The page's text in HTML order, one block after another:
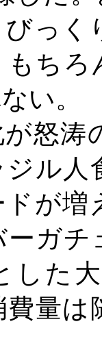
っ
ち
い。
怒涛
ル人
ドが
ガ
した
費量